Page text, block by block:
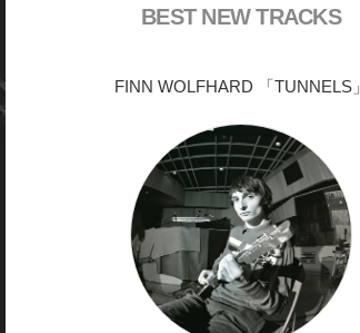
BEST NEW TRACKS
FINN WOLFHARD 「TUNNELS」